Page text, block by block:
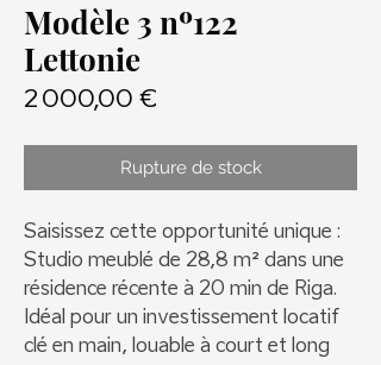
Modèle 3 nº122
Lettonie
2 000,00 €
Rupture de stock
Saisissez cette opportunité unique :
Studio meublé de 28,8 m² dans une
résidence récente à 20 min de Riga.
Idéal pour un investissement locatif
clé en main, louable à court et long